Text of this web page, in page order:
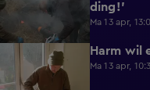
ding!'
Ma 13 apr,
Harm wil
Ma 13 apr,